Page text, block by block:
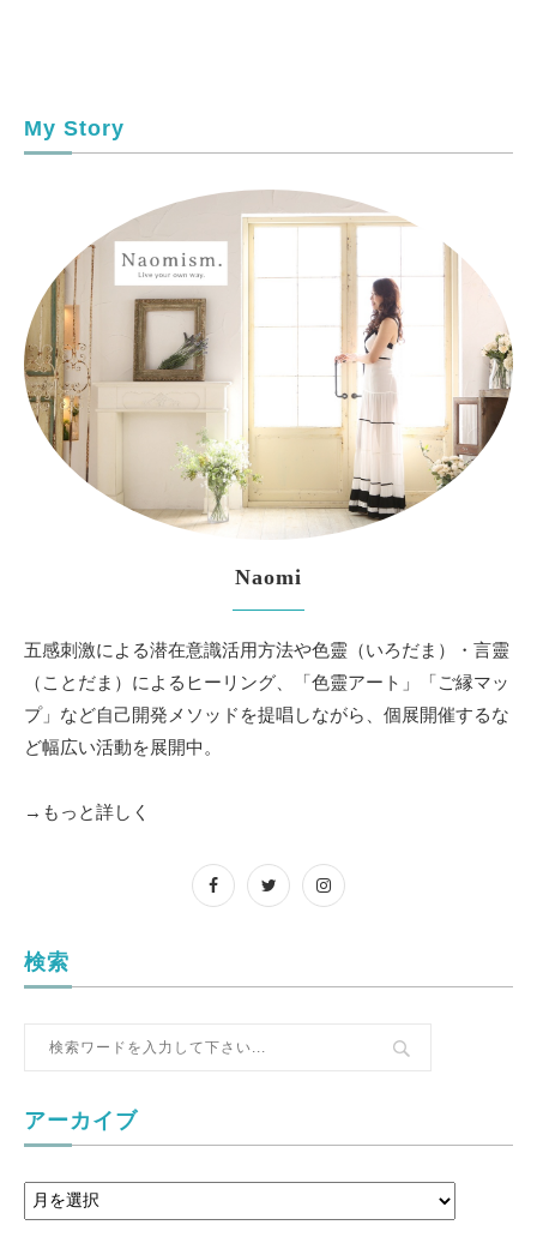
My Story
Naomi
五感刺激による潜在意識活用方法や色靈（いろだま）・言靈
（ことだま）によるヒーリング、「色靈アート」「ご縁マッ
プ」など自己開発メソッドを提唱しながら、個展開催するな
ど幅広い活動を展開中。
→もっと詳しく
検索
アーカイブ